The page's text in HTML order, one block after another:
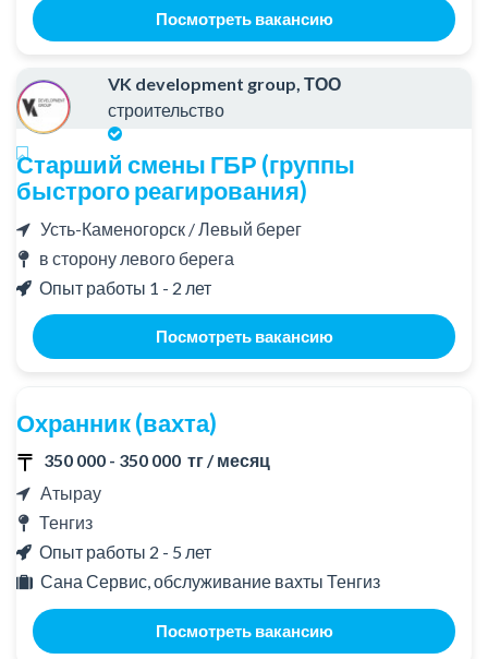
Посмотреть вакансию
VK development group, ТОО
строительство
Старший смены ГБР (группы
быстрого реагирования)
Усть-Каменогорск / Левый берег
в сторону левого берега
Опыт работы 1 - 2 лет
Посмотреть вакансию
Охранник (вахта)
350 000 - 350 000 тг / месяц
Атырау
Тенгиз
Опыт работы 2 - 5 лет
Сана Сервис, обслуживание вахты Тенгиз
Посмотреть вакансию